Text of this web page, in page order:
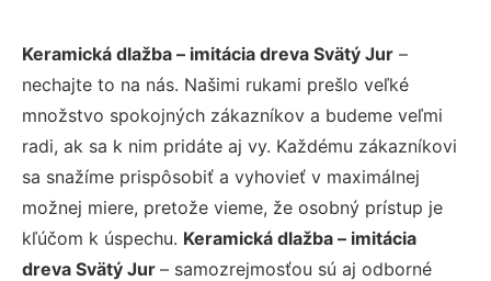
Keramická dlažba – imitácia dreva Svätý Jur –
nechajte to na nás. Našimi rukami prešlo veľké
množstvo spokojných zákazníkov a budeme veľmi
radi, ak sa k nim pridáte aj vy. Každému zákazníkovi
sa snažíme prispôsobiť a vyhovieť v maximálnej
možnej miere, pretože vieme, že osobný prístup je
kľúčom k úspechu. Keramická dlažba – imitácia
dreva Svätý Jur – samozrejmosťou sú aj odborné